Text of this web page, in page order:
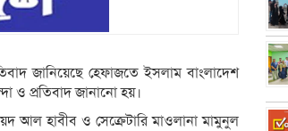
জানিয়েছে হেফাজতে ইসলাম বাংলাদেশ
ও প্রতিবাদ জানানো হয়।
আল হাবীব ও সেক্রেটারি মাওলানা মামুনুল